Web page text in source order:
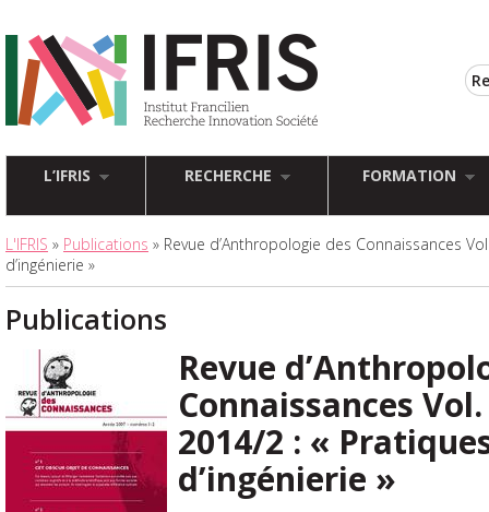
L’IFRIS RECHERCHE FORMATION
L'IFRIS » Publications » Revue d’Anthropologie des Connaissances
d’ingénierie »
Publications
Revue
Connaissances Vol.
2014/2 : «
d’ingénierie »